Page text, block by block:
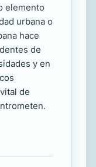
elemento
urbana o
hace
de
y en
de